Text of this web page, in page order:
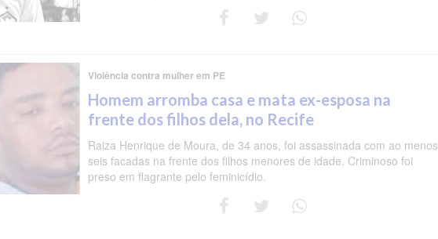
Violência contra mulher em PE
Homem arromba casa e mata ex-esposa na
frente dos filhos dela, no Recife
Raiza Henrique de Moura, de 34 anos, foi assassinada com ao menos
seis facadas na frente dos filhos menores de idade. Criminoso foi
preso em flagrante pelo feminicídio.